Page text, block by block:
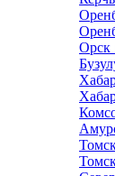
Орск